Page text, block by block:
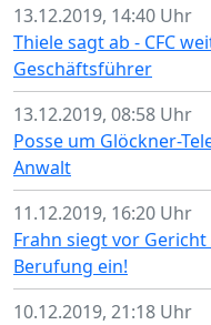
13.12.2019, 14:40 Uhr
Thiele sagt ab - CFC
Geschäftsführer
13.12.2019, 08:58 Uhr
Posse um Glöckner-
Anwalt
11.12.2019, 16:20 Uhr
Frahn siegt vor Gericht
Berufung ein!
10.12.2019, 21:18 Uhr